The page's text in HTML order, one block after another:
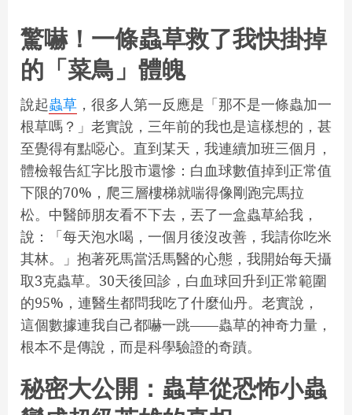
驚嚇！一條蟲草救了我快掛掉
的「菜鳥」體魄
說起蟲草 ，很多人第一反應是「那不是一條蟲加一
根草嗎？」老實說，三年前的我也是這樣想的，甚
至覺得有點噁心。直到某天，我連續加班三個月，
體檢報告紅字比股市還慘：白血球數值掉到正常值
下限的70%，爬三層樓梯就喘得像剛跑完馬拉
松。中醫師朋友看不下去，丟了一盒蟲草給我，
說：「每天泡水喝，一個月後沒改善，我請你吃米
其林。」抱著死馬當活馬醫的心態，我開始每天攝
取3克蟲草。30天後回診，白血球回升到正常範圍
的95%，連醫生都問我吃了什麼仙丹。老實說，
這個數據連我自己都嚇一跳——蟲草的神奇力量，
根本不是傳說，而是科學驗證的奇蹟。
秘密大公開：蟲草從恐怖小蟲